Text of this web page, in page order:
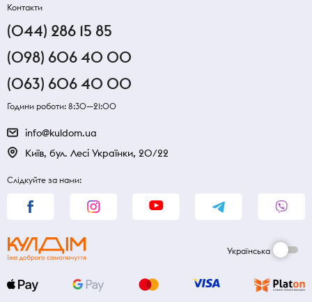
Контакти
(044) 286 15 85
(098) 606 40 00
(063) 606 40 00
Години роботи: 8:30—21:00
info@kuldom.ua
Київ, бул. Лесі Українки, 20/22
Слідкуйте за нами:
Українська